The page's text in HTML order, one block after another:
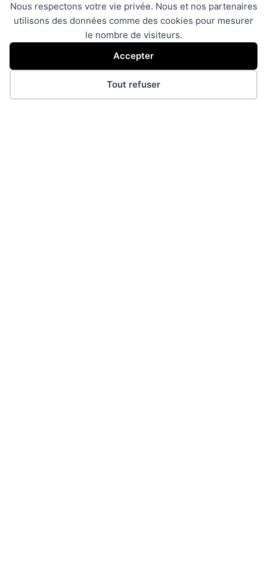
Nous respectons votre vie privée. Nous et nos partenaires
utilisons des données comme des cookies pour mesurer
le nombre de visiteurs.
Accepter
Tout refuser